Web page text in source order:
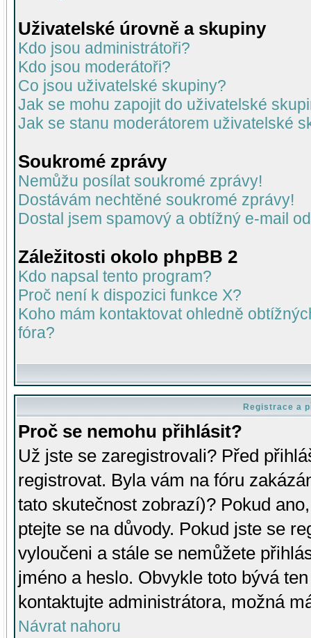
Uživatelské úrovně a skupiny
Kdo jsou administrátoři?
Kdo jsou moderátoři?
Co jsou uživatelské skupiny?
Jak se mohu zapojit do uživatelské
Jak se stanu moderátorem uživatelské
Soukromé zprávy
Nemůžu posílat soukromé zprávy!
Dostávám nechtěné soukromé zprávy!
Dostal jsem spamový a obtížný e-mail
Záležitosti okolo phpBB 2
Kdo napsal tento program?
Proč není k dispozici funkce X?
Koho mám kontaktovat ohledně
fóra?
Registrace a
Proč se nemohu přihlásit?
Už jste se zaregistrovali? Před
registrovat. Byla vám na fóru
tato skutečnost zobrazí)? Pokud
ptejte se na důvody. Pokud jste se
vyloučeni a stále se nemůžete
jméno a heslo. Obvykle toto bývá
kontaktujte administrátora, možná
Návrat nahoru